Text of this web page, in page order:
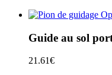
Guide au sol
21.61€